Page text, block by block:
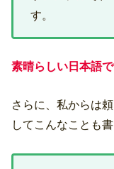
す。
素晴らしい日本語
さらに、私からは
してこんなことも